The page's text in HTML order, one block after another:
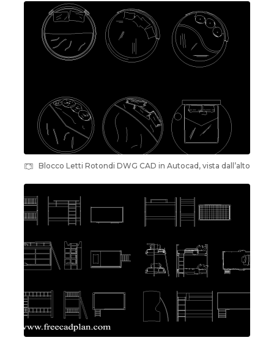
Blocco Letti Rotondi DWG CAD in Autocad, vista dall’alto